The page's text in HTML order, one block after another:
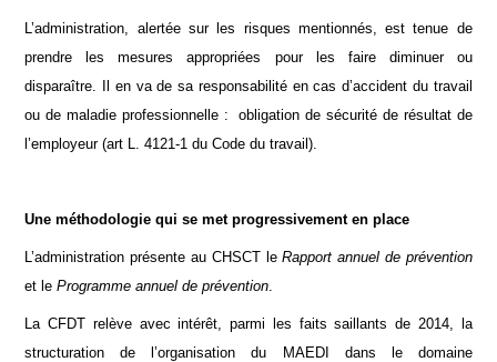
L’administration, alertée sur les risques mentionnés, est tenue de
prendre les mesures appropriées pour les faire diminuer ou
disparaître. Il en va de sa responsabilité en cas d’accident du travail
ou de maladie professionnelle : obligation de sécurité de résultat de
l’employeur (art L. 4121-1 du Code du travail).
Une méthodologie qui se met progressivement en place
L’administration présente au CHSCT leRapport annuel de prévention
et leProgramme annuel de prévention.
La CFDT relève avec intérêt, parmi les faits saillants de 2014, la
structuration de l’organisation du MAEDI dans le domaine